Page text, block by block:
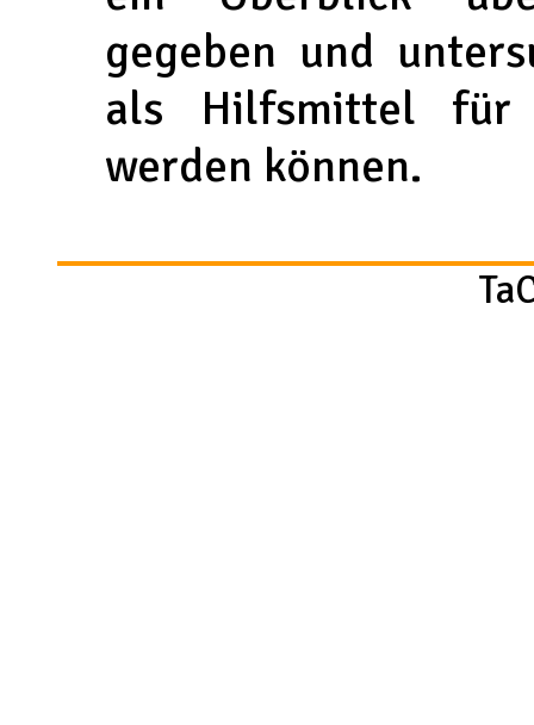
gegeben und
als Hilfsmittel für
werden können.